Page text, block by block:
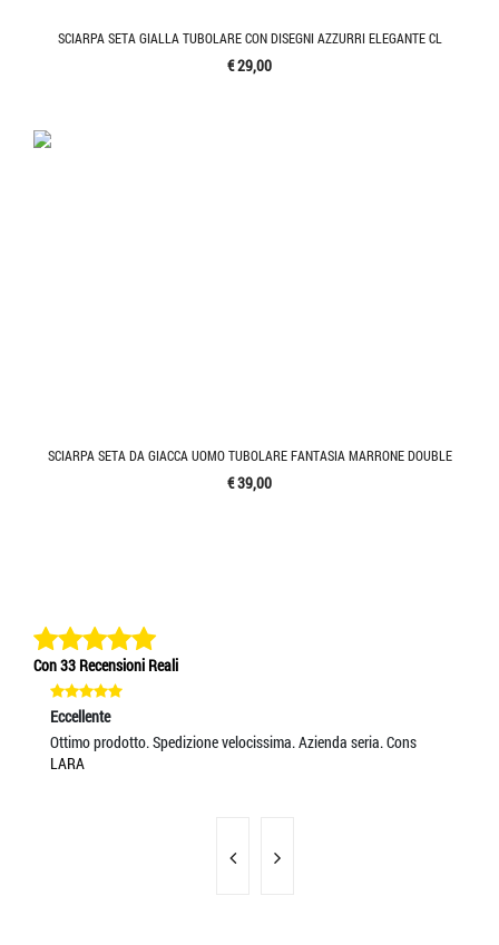
SCIARPA SETA GIALLA TUBOLARE CON DISEGNI AZZURRI ELEGANTE CL
€ 29,00
SCIARPA SETA DA GIACCA UOMO TUBOLARE FANTASIA MARRONE DOUBLE
€ 39,00
Con 33 Recensioni Reali
Eccellente
Ottimo prodotto. Spedizione velocissima. Azienda seria. Cons
LARA